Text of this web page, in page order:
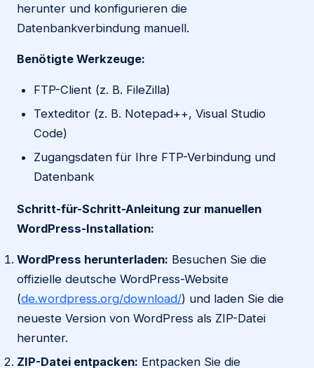
herunter und konfigurieren die
Datenbankverbindung manuell.
Benötigte Werkzeuge:
FTP-Client (z. B. FileZilla)
Texteditor (z. B. Notepad++, Visual Studio
Code)
Zugangsdaten für Ihre FTP-Verbindung und
Datenbank
Schritt-für-Schritt-Anleitung zur manuellen
WordPress-Installation:
WordPress herunterladen: Besuchen Sie die
offizielle deutsche WordPress-Website
(de.wordpress.org/download/) und laden Sie die
neueste Version von WordPress als ZIP-Datei
herunter.
ZIP-Datei entpacken: Entpacken Sie die